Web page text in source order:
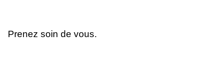
Prenez soin de vous.